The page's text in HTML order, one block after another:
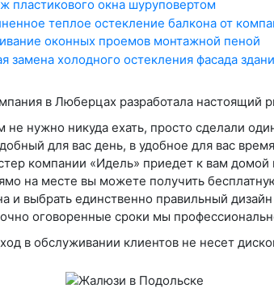
в Люберцах разработала настоящий
не нужно никуда ехать, просто сделали
для вас день, в удобное для вас
компании «Идель» приедет к вам
на месте вы можете получить
и выбрать единственно правильный
оговоренные сроки мы
в обслуживании клиентов не несет